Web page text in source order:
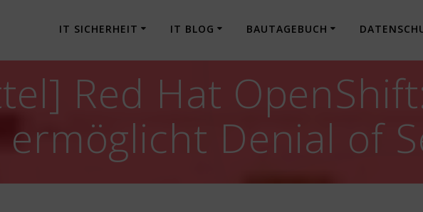
IT SICHERHEIT IT BLOG BAUTAGEBUCH
Red Hat
Denial of